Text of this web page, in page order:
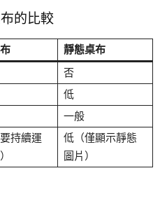
的比較
靜態桌布
否
低
一般
持續運
低（僅顯示靜態
圖片）